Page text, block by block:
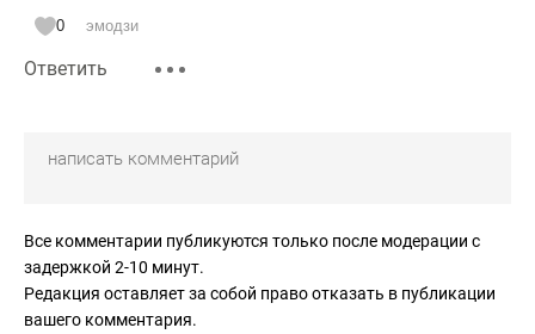
0 эмодзи
Ответить
Все комментарии публикуются только после модерации с
задержкой 2-10 минут.
Редакция оставляет за собой право отказать в публикации
вашего комментария.